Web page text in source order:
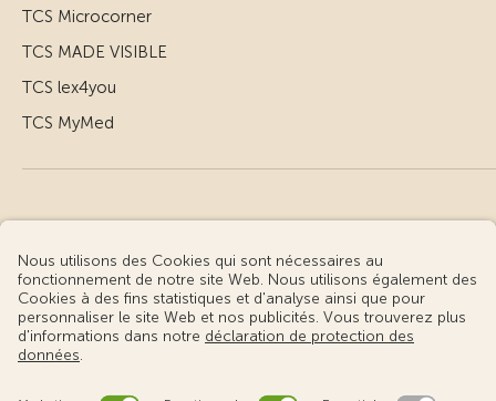
TCS Microcorner
TCS MADE VISIBLE
TCS lex4you
TCS MyMed